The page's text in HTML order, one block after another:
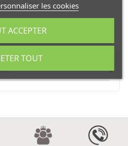
les cookies
TOUT
ACCEPTER